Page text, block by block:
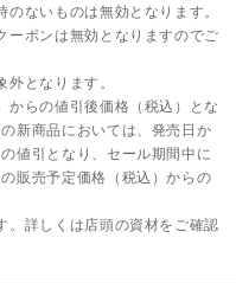
ないものは無効となります。
ーポンは無効となりますのでご
となります。
からの値引後価格（税込）とな
新商品においては、発売日か
値引となり、セール期間中に
販売予定価格（税込）からの
。詳しくは店頭の資材をご確認